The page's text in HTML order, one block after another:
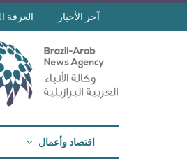
آخر الأخبار الغرفة
اقتصاد وأعمال